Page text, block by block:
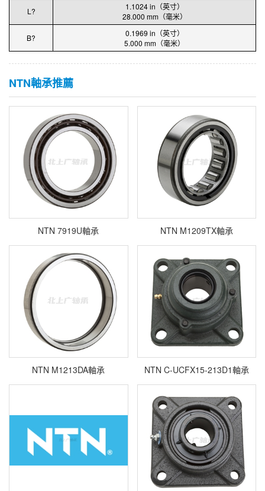
L?
1.1024 in（英寸）
28.000 mm（毫米）
B?
0.1969 in（英寸）
5.000 mm（毫米）
NTN軸承推薦
NTN 7919U軸承 NTN M1209TX軸承
NTN M1213DA軸承 NTN C-UCFX15-213D1軸承